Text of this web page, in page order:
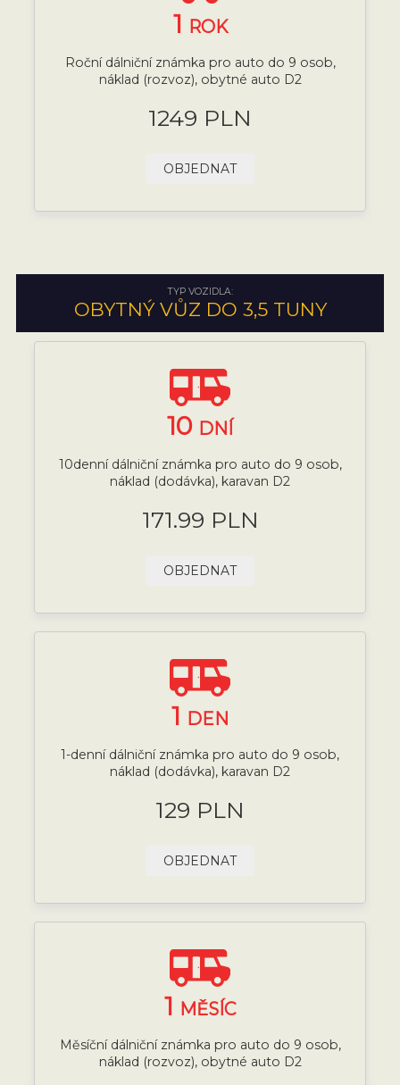
1 ROK
Roční dálniční známka pro auto do 9 osob,
náklad (rozvoz), obytné auto D2
1249 PLN
OBJEDNAT
TYP VOZIDLA:
OBYTNÝ VŮZ DO 3,5 TUNY
10 DNÍ
10denní dálniční známka pro auto do 9 osob,
náklad (dodávka), karavan D2
171.99 PLN
OBJEDNAT
1 DEN
1-denní dálniční známka pro auto do 9 osob,
náklad (dodávka), karavan D2
129 PLN
OBJEDNAT
1 MĚSÍC
Měsíční dálniční známka pro auto do 9 osob,
náklad (rozvoz), obytné auto D2